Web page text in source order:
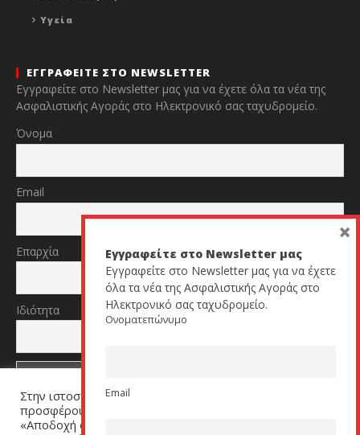
Υγεία
ΕΓΓΡΑΦΕΙΤΕ ΣΤΟ NEWSLETTER
Εγγραφείτε στο Newsletter μας για να έχετε όλα τα νέα της
Ασφαλιστικής Αγοράς στο Ηλεκτρονικό σας ταχυδρομείο.
Όνομα
Email
Επαρχία
Ιδιότητα
TikTok
YouTube
Στην ιστοσελίδα μας χρησιμοποιούμε cookies για να σας
προσφέρουμε μία εξατομικευμένη εμπειρία. Πατήστε
«Αποδοχή όλων» για να μας βοηθήσετε να βελτιώσουμε
Εγγραφείτε στο Newsletter μας
Εγγραφείτε στο Newsletter μας για να έχετε
όλα τα νέα της Ασφαλιστικής Αγοράς στο
Ηλεκτρονικό σας ταχυδρομείο.
Ονοματεπώνυμο
Email
×